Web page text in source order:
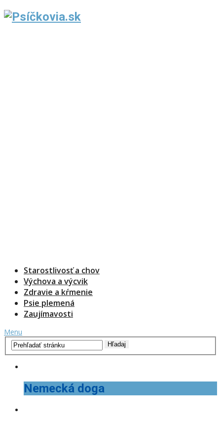
Starostlivosť a chov
Výchova a výcvik
Zdravie a kŕmenie
Psie plemená
Zaujímavosti
Menu
Nemecká doga